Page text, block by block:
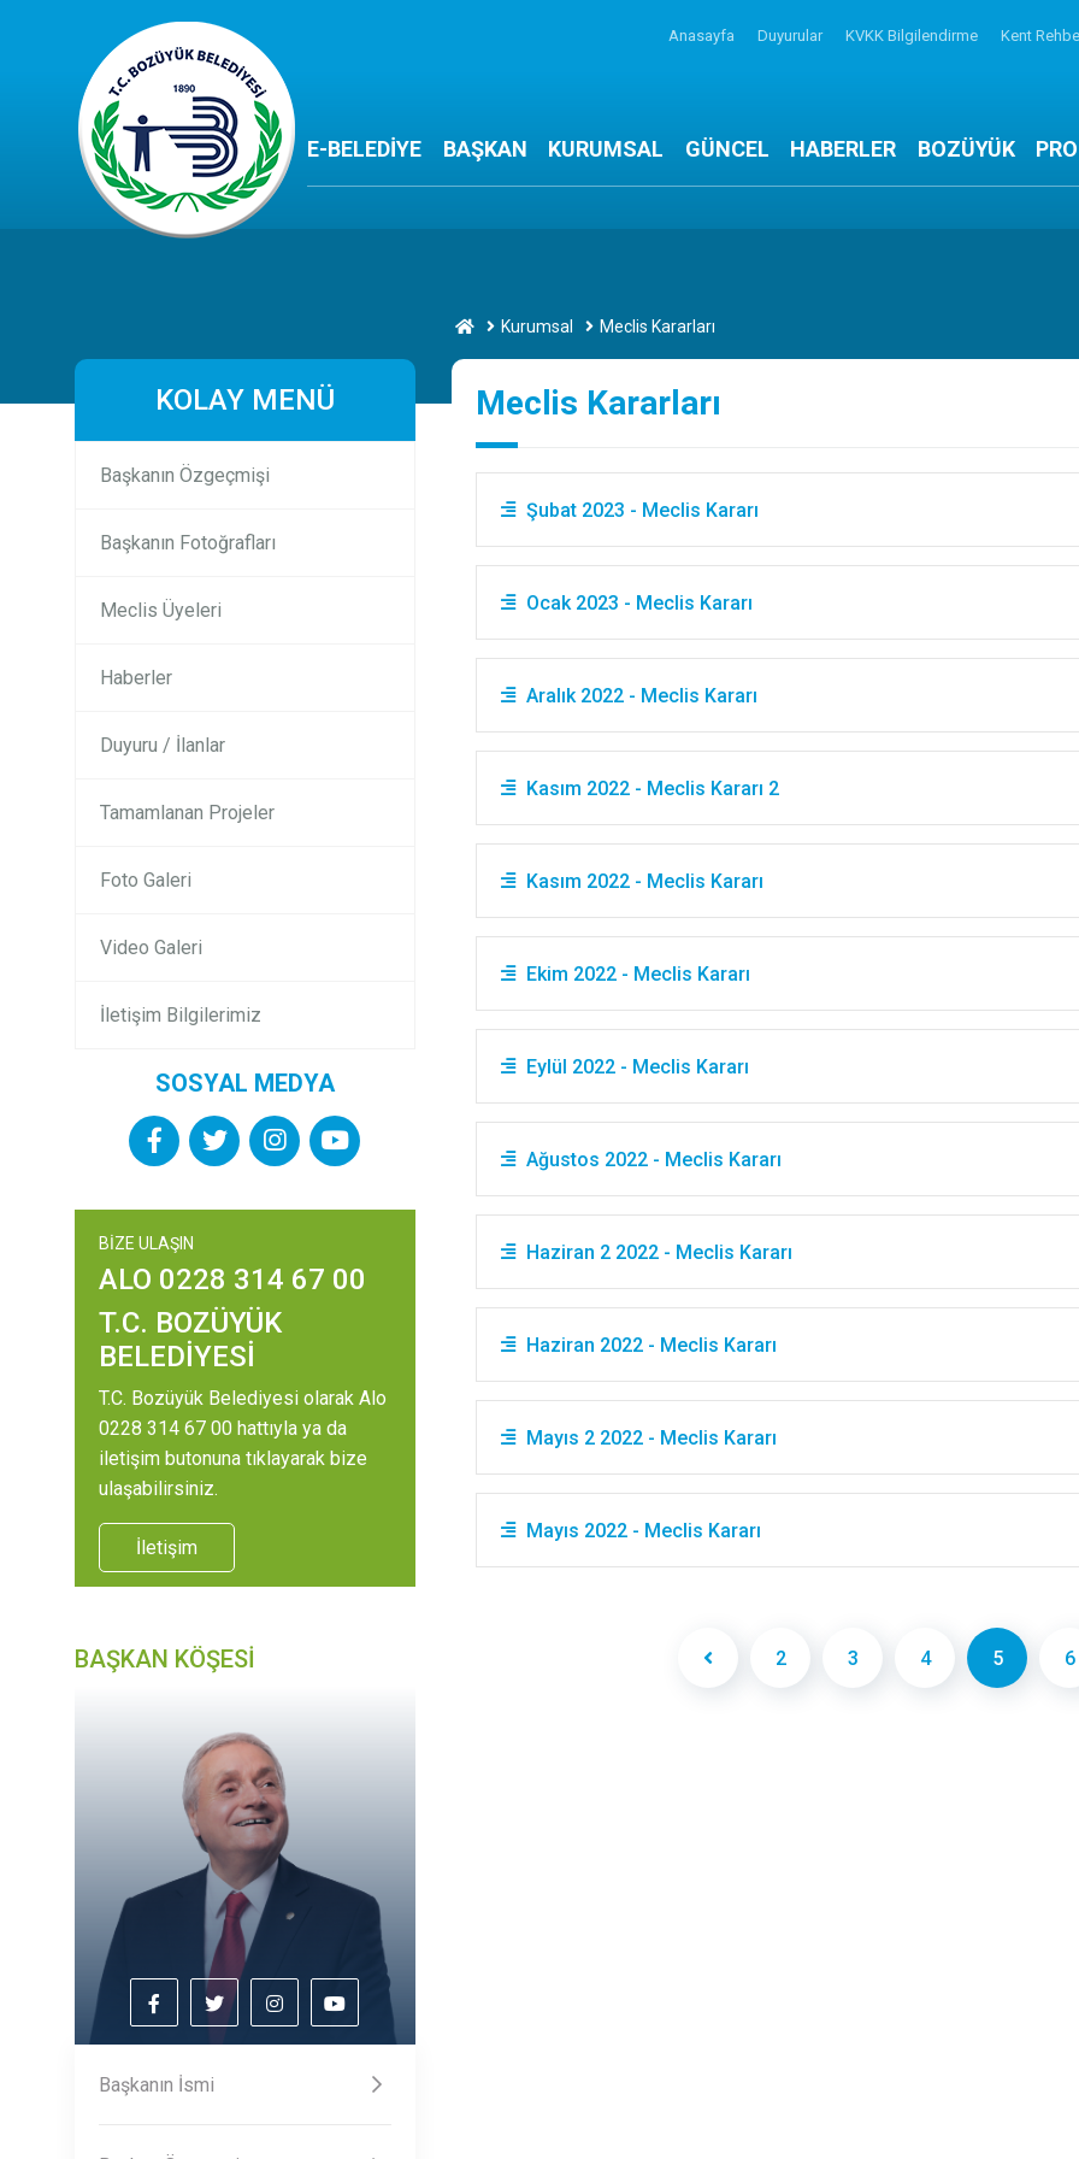
Anasayfa Duyurular KVKK Bilgilendirme Kent
E-BELEDİYE BAŞKAN KURUMSAL GÜNCEL HABERLER BOZÜYÜK
Kurumsal Meclis Kararları
KOLAY MENÜ
Başkanın Özgeçmişi
Başkanın Fotoğrafları
Meclis Üyeleri
Haberler
Duyuru / İlanlar
Tamamlanan Projeler
Foto Galeri
Video Galeri
İletişim Bilgilerimiz
SOSYAL MEDYA
BİZE ULAŞIN
ALO 0228 314 67 00
T.C. BOZÜYÜK
BELEDİYESİ
T.C. Bozüyük Belediyesi olarak Alo
0228 314 67 00 hattıyla ya da
iletişim butonuna tıklayarak bize
ulaşabilirsiniz.
İletişim
BAŞKAN KÖŞESİ
Başkanın İsmi
Meclis Kararları
Şubat 2023 - Meclis Kararı
Ocak 2023 - Meclis Kararı
Aralık 2022 - Meclis Kararı
Kasım 2022 - Meclis Kararı 2
Kasım 2022 - Meclis Kararı
Ekim 2022 - Meclis Kararı
Eylül 2022 - Meclis Kararı
Ağustos 2022 - Meclis Kararı
Haziran 2 2022 - Meclis Kararı
Haziran 2022 - Meclis Kararı
Mayıs 2 2022 - Meclis Kararı
Mayıs 2022 - Meclis Kararı
2 3 4 5 6